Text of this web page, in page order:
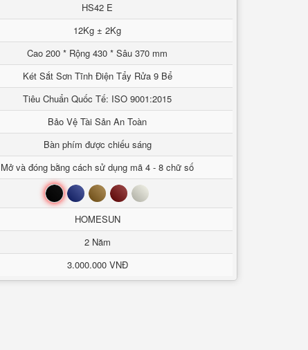
HS42 E
12Kg ± 2Kg
Cao 200 * Rộng 430 * Sâu 370 mm
Két Sắt Sơn Tĩnh Điện Tẩy Rửa 9 Bể
Tiêu Chuẩn Quốc Tế: ISO 9001:2015
Bảo Vệ Tài Sản An Toàn
Bàn phím được chiếu sáng
Mở và đóng bằng cách sử dụng mã 4 - 8 chữ số
Đen Xanh Nâu Đỏ Trắng
HOMESUN
2 Năm
3.000.000 VNĐ